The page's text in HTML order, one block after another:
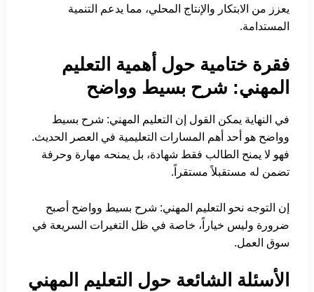
يعزز من الابتكار والإنتاج المحلي، مما يدعم التنمية
المستدامة.
فقرة ختامية حول أهمية التعليم
المهني: شرح بسيط وواضح
في النهاية يمكن القول إن التعليم المهني: شرح بسيط
وواضح هو أحد أهم المسارات التعليمية في العصر الحديث.
فهو لا يمنح الطالب فقط شهادة، بل يمنحه مهارة وحرفة
تضمن له مستقبلاً مستقراً.
إن التوجه نحو التعليم المهني: شرح بسيط وواضح أصبح
ضرورة وليس خياراً، خاصة في ظل التغيرات السريعة في
سوق العمل.
الأسئلة الشائعة حول التعليم المهني